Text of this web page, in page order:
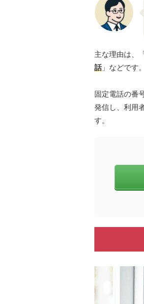
主な理由は、
話」などです。
固定電話の番
発信し、利用
す。